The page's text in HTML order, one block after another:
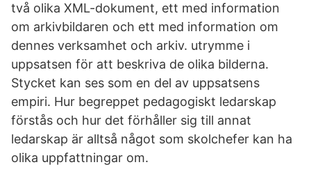
två olika XML-dokument, ett med information
om arkivbildaren och ett med information om
dennes verksamhet och arkiv. utrymme i
uppsatsen för att beskriva de olika bilderna.
Stycket kan ses som en del av uppsatsens
empiri. Hur begreppet pedagogiskt ledarskap
förstås och hur det förhåller sig till annat
ledarskap är alltså något som skolchefer kan ha
olika uppfattningar om.